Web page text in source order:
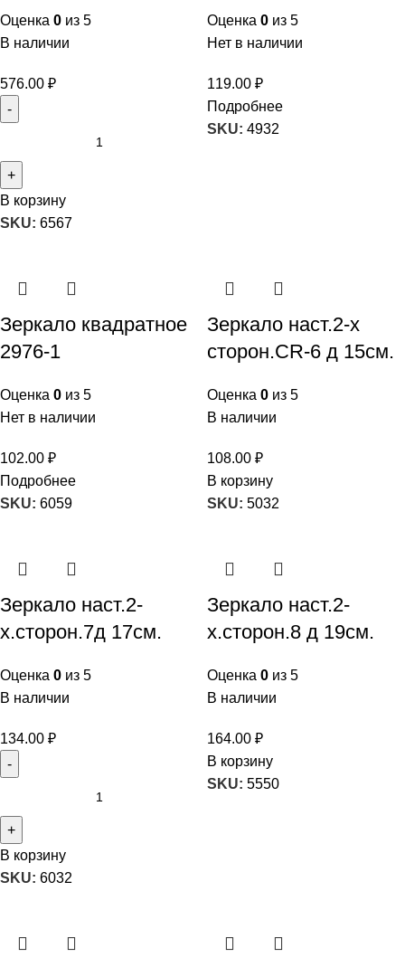
Оценка 0 из 5
В наличии
576.00 ₽
В корзину
SKU: 6567
Оценка 0 из 5
Нет в наличии
119.00 ₽
Подробнее
SKU: 4932
Зеркало квадратное
2976-1
Оценка 0 из 5
Нет в наличии
102.00 ₽
Подробнее
SKU: 6059
Зеркало наст.2-х
сторон.CR-6 д 15см.
Оценка 0 из 5
В наличии
108.00 ₽
В корзину
SKU: 5032
Зеркало наст.2-
х.сторон.7д 17см.
Оценка 0 из 5
В наличии
134.00 ₽
В корзину
SKU: 6032
Зеркало наст.2-
х.сторон.8 д 19см.
Оценка 0 из 5
В наличии
164.00 ₽
В корзину
SKU: 5550